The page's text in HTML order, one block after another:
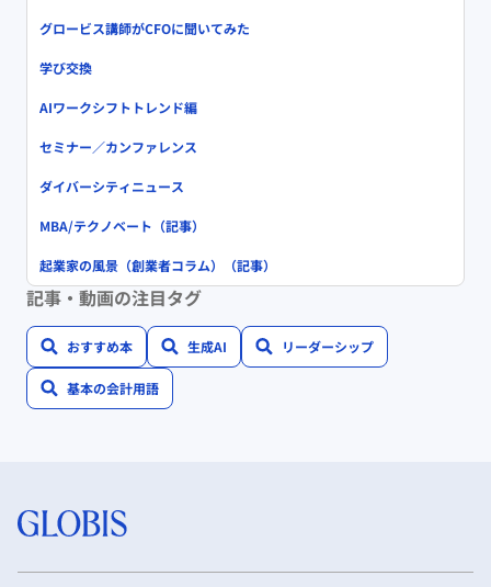
グロービス講師がCFOに聞いてみた
学び交換
AIワークシフトトレンド編
セミナー／カンファレンス
ダイバーシティニュース
MBA/テクノベート（記事）
起業家の風景（創業者コラム）（記事）
記事・動画の注目タグ
おすすめ本 生成AI リーダーシップ
基本の会計用語